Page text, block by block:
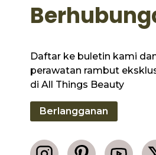
Daftar ke buletin kami
perawatan rambut
di All Things Beauty
Berlangganan